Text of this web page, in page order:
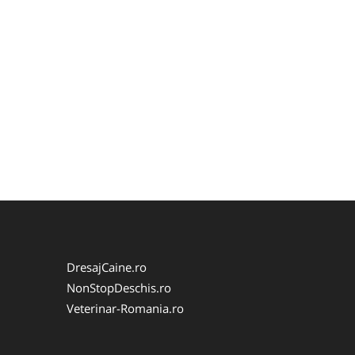
DresajCaine.ro
NonStopDeschis.ro
Veterinar-Romania.ro